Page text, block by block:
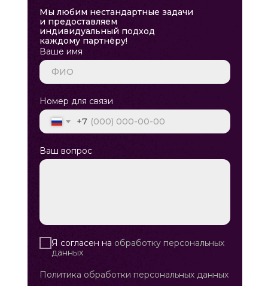
Мы любим нестандартные задачи
и предоставляем
индивидуальный подход
каждому партнёру!
Ваше имя
Номер для связи
+7
Ваш вопрос
Я согласен на обработку персональных
данных
Политика обработки персональных данных